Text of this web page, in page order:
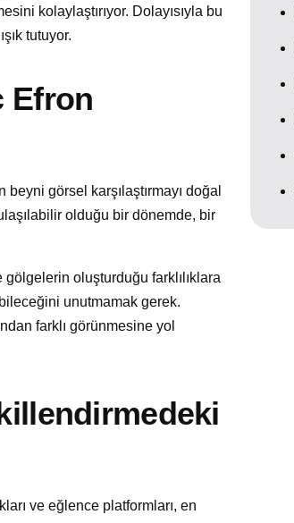
kolaylaştırıyor. Dolayısıyla bu
tutuyor.
Efron
görsel karşılaştırmayı doğal
olduğu bir dönemde, bir
oluşturduğu farklılıklara
unutmamak gerek.
farklı görünmesine yol
ve eğlence platformları, en